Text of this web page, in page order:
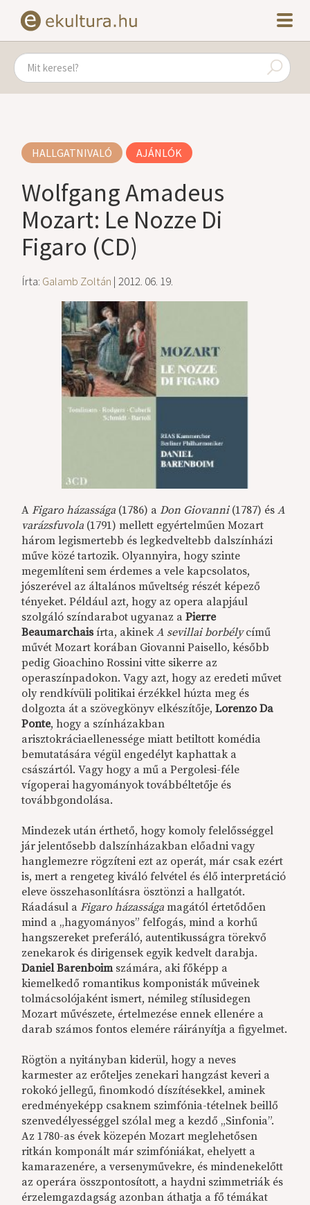
HALLGATNIVALÓ AJÁNLÓK
Wolfgang Amadeus
Mozart: Le Nozze Di
Figaro (CD)
Írta: Galamb Zoltán | 2012. 06. 19.
AFigaro házassága (1786) aDon Giovanni(1787) ésA
varázsfuvola (1791) mellett egyértelműen Mozart
három legismertebb és legkedveltebb dalszínházi
műve közé tartozik. Olyannyira, hogy szinte
megemlíteni sem érdemes a vele kapcsolatos,
jószerével az általános műveltség részét képező
tényeket. Például azt, hogy az opera alapjául
szolgáló színdarabot ugyanaz aPierre
Beaumarchaisírta, akinekA sevillai borbélycímű
művét Mozart korában Giovanni Paisello, később
pedig Gioachino Rossini vitte sikerre az
operaszínpadokon. Vagy azt, hogy az eredeti művet
oly rendkívüli politikai érzékkel húzta meg és
dolgozta át a szövegkönyv elkészítője,Lorenzo Da
Ponte, hogy a színházakban
arisztokráciaellenessége miatt betiltott komédia
bemutatására végül engedélyt kaphattak a
császártól. Vagy hogy a mű a Pergolesi-féle
vígoperai hagyományok továbbéltetője és
továbbgondolása.
Mindezek után érthető, hogy komoly felelősséggel
jár jelentősebb dalszínházakban előadni vagy
hanglemezre rögzíteni ezt az operát, már csak ezért
is, mert a rengeteg kiváló felvétel és élő interpretáció
eleve összehasonlításra ösztönzi a hallgatót.
Ráadásul aFigaro házassága magától értetődően
mind a „hagyományos” felfogás, mind a korhű
hangszereket preferáló, autentikusságra törekvő
zenekarok és dirigensek egyik kedvelt darabja.
Daniel Barenboimszámára, aki főképp a
kiemelkedő romantikus komponisták műveinek
tolmácsolójaként ismert, némileg stílusidegen
Mozart művészete, értelmezése ennek ellenére a
darab számos fontos elemére ráirányítja a figyelmet.
Rögtön a nyitányban kiderül, hogy a neves
karmester az erőteljes zenekari hangzást keveri a
rokokó jellegű, finomkodó díszítésekkel, aminek
eredményeképp csaknem szimfónia-tételnek beillő
szenvedélyességgel szólal meg a kezdő „Sinfonia”.
Az 1780-as évek közepén Mozart meglehetősen
ritkán komponált már szimfóniákat, ehelyett a
kamarazenére, a versenyművekre, és mindenekelőtt
az operára összpontosított, a haydni szimmetriák és
érzelemgazdagság azonban áthatja a fő témákat